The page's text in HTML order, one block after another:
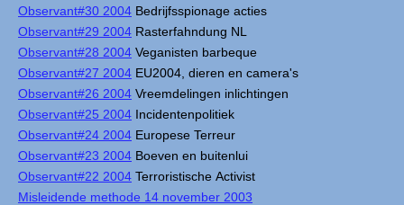
Observant#30 2004 Bedrijfsspionage acties
Observant#29 2004 Rasterfahndung NL
Observant#28 2004 Veganisten barbeque
Observant#27 2004 EU2004, dieren en camera's
Observant#26 2004 Vreemdelingen inlichtingen
Observant#25 2004 Incidentenpolitiek
Observant#24 2004 Europese Terreur
Observant#23 2004 Boeven en buitenlui
Observant#22 2004 Terroristische Activist
Misleidende methode 14 november 2003